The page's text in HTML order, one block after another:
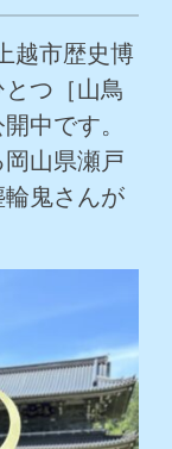
越市歴史博
つ［山鳥
中です。
山県瀬戸
鬼さんが